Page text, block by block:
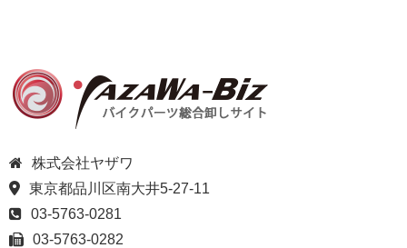
株式会社ヤザワ
東京都品川区南大井5-27-11
03-5763-0281
03-5763-0282